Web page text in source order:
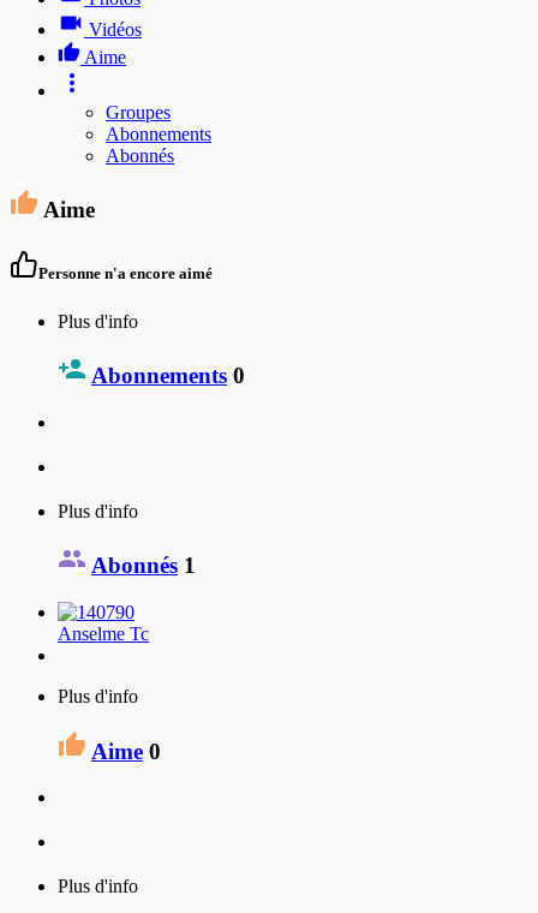
Vidéos
Aime
Groupes
Abonnements
Abonnés
Aime
Personne n'a encore aimé
Plus d'info
Abonnements 0
Plus d'info
Abonnés 1
Anselme Tc
Plus d'info
Aime 0
Plus d'info